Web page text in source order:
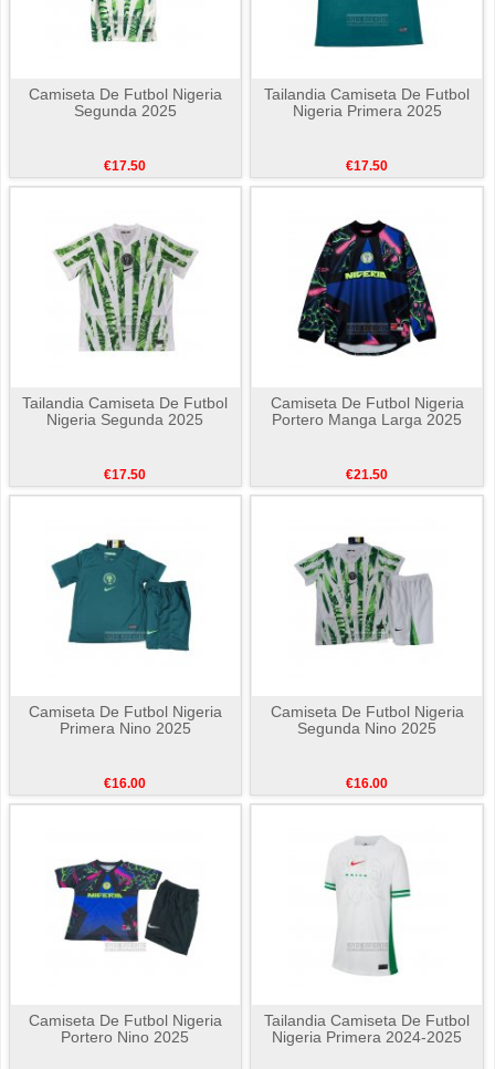
Camiseta De Futbol Nigeria
Segunda 2025
€17.50
Tailandia Camiseta De Futbol
Nigeria Primera 2025
€17.50
Tailandia Camiseta De Futbol
Nigeria Segunda 2025
€17.50
Camiseta De Futbol Nigeria
Portero Manga Larga 2025
€21.50
Camiseta De Futbol Nigeria
Primera Nino 2025
€16.00
Camiseta De Futbol Nigeria
Segunda Nino 2025
€16.00
Camiseta De Futbol Nigeria
Portero Nino 2025
Tailandia Camiseta De Futbol
Nigeria Primera 2024-2025